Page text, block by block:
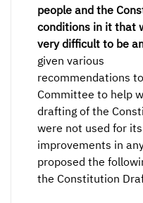
people and the
conditions in it that
very difficult to be
given various
recommendations
Committee to help
drafting of the
were not used for its
improvements in
proposed the
the Constitution